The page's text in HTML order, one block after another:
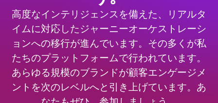
高度なインテリジェンスを備えた、リアルタ
イムに対応したジャーニーオーケストレーシ
ョンへの移行が進んでいます。その多くが私
たちのプラットフォームで行われています。
あらゆる規模のブランドが顧客エンゲージメ
ントを次のレベルへと引き上げています。あ